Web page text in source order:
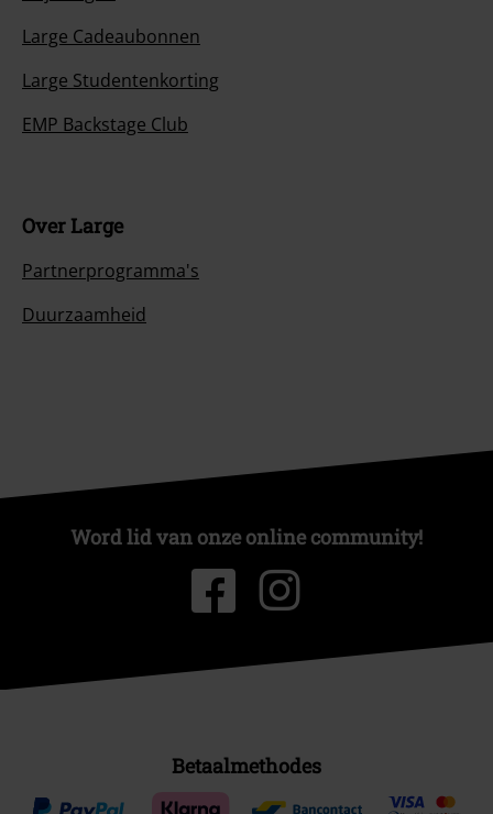
Large Cadeaubonnen
Large Studentenkorting
EMP Backstage Club
Over Large
Partnerprogramma's
Duurzaamheid
Word lid van onze online community!
Betaalmethodes